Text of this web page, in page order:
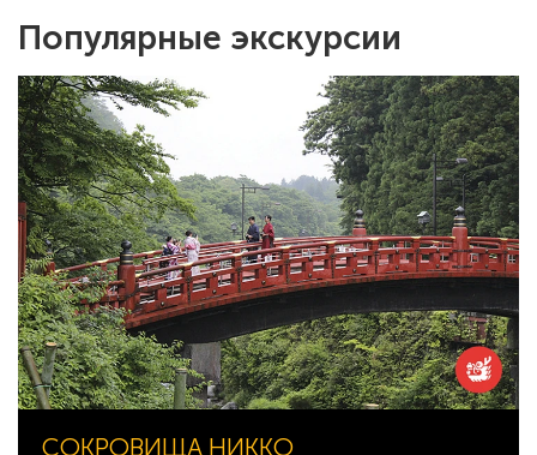
Популярные экскурсии
СОКРОВИЩА НИККО